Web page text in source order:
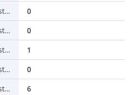
Anzahl der HW-Schnittstellen seriell RS-485
0
Anzahl der HW-Schnittstellen seriell TTY
0
Anzahl der HW-Schnittstellen USB
1
Anzahl der HW-Schnittstellen parallel
0
Anzahl der HW-Schnittstellen sonstige
6